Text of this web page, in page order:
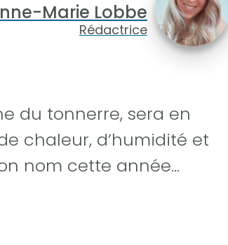
Marie Lobbe
Rédactrice
du tonnerre, sera en
chaleur, d’humidité et
nom cette année…